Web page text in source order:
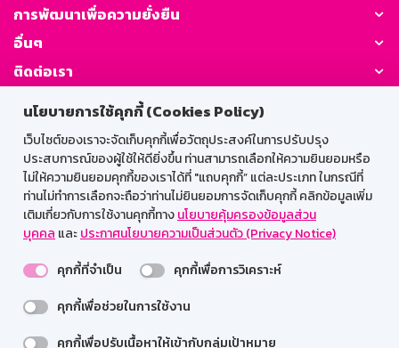
นโยบายการใช้คุกกี้ (Cookies Policy)
เว็บไซต์ของเราจะจัดเก็บคุกกี้เพื่อวัตถุประสงค์ในการปรับปรุง
ประสบการณ์ของผู้ใช้ให้ดียิ่งขึ้น ท่านสามารถเลือกให้ความยินยอมหรือ
ไม่ให้ความยินยอมคุกกี้ของเราได้ที่ "แถบคุกกี้” แต่ละประเภท ในกรณีที่
ท่านไม่ทำการเลือกจะถือว่าท่านไม่ยินยอมการจัดเก็บคุกกี้ คลิกข้อมูลเพิ่ม
เติมเกี่ยวกับการใช้งานคุกกี้ทางนโยบายคุ้มครองข้อมูลส่วน
บุคคล และประกาศนโยบายความเป็นส่วนตัว (Privacy Notice)
คุกกี้ที่จำเป็น
คุกกี้เพื่อการวิเคราะห์
คุกกี้เพื่อช่วยในการใช้งาน
คุกกี้เพื่อปรับเนื้อหาให้เข้ากับกลุ่มเป้าหมาย
การพัฒนาเพื่อความยั่งยืน
อื่นๆ
ติดต่อเรา
GSB Society:
สำหรับพนักงาน
Web HR
GSB Wisdom
M-Search
เข้าสู่ระบบเน็ตเมล